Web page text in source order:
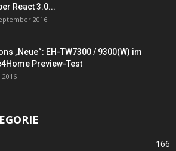
React 3.0...
2016
„Neue“: EH-TW7300 / 9300(W) im
Preview-Test
2016
166